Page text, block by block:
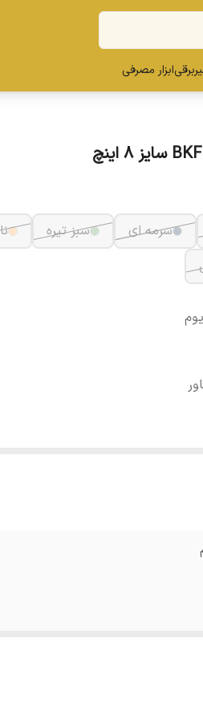
ابزار مصرفی
سرمه ای سبز تیره